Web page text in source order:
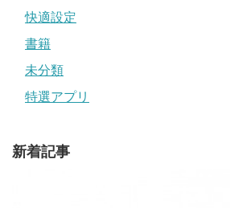
快適設定
書籍
未分類
特選アプリ
新着記事